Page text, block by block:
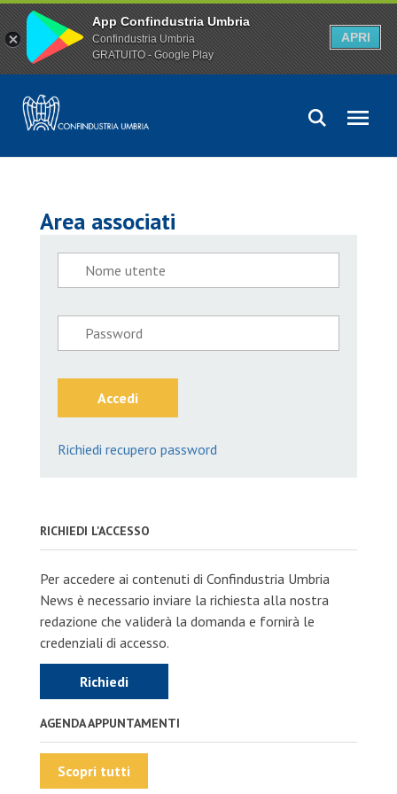
Area associati
Accedi
Richiedi recupero password
RICHIEDI L'ACCESSO
Per accedere ai contenuti di Confindustria Umbria
News è necessario inviare la richiesta alla nostra
redazione che validerà la domanda e fornirà le
credenziali di accesso.
Richiedi
AGENDA APPUNTAMENTI
Scopri tutti
App Confindustria Umbria
Confindustria Umbria
GRATUITO - Google Play
APRI